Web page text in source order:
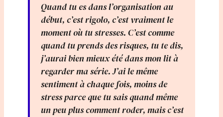
Quand tu es dans l’organisation au
début, c’est rigolo, c’est vraiment le
moment où tu stresses. C’est comme
quand tu prends des risques, tu te dis,
j’aurai bien mieux été dans mon lit à
regarder ma série. J’ai le même
sentiment à chaque fois, moins de
stress parce que tu sais quand même
un peu plus comment roder, mais c’est